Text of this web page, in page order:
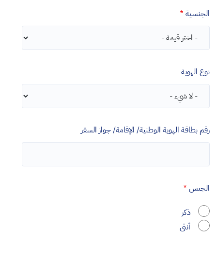
الجنسية
نوع الهوية
رقم بطاقة الهوية الوطنية/ الإقامة/ جواز السفر
الجنس
ذكر
أنثى